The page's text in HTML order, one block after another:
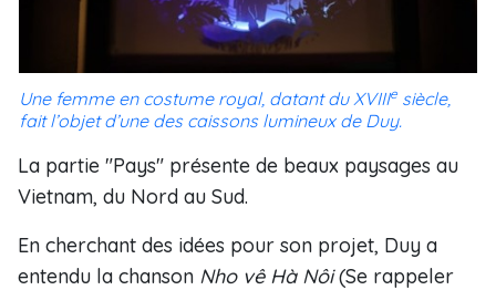
Une femme en costume royal, datant du XVIIIe siècle,
fait l’objet d’une des caissons lumineux de Duy.
La partie "Pays" présente de beaux paysages au
Vietnam, du Nord au Sud.
En cherchant des idées pour son projet, Duy a
entendu la chanson Nho vê Hà Nôi(Se rappeler